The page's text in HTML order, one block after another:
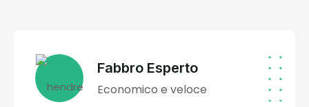
Fabbro Esperto
Economico e veloce